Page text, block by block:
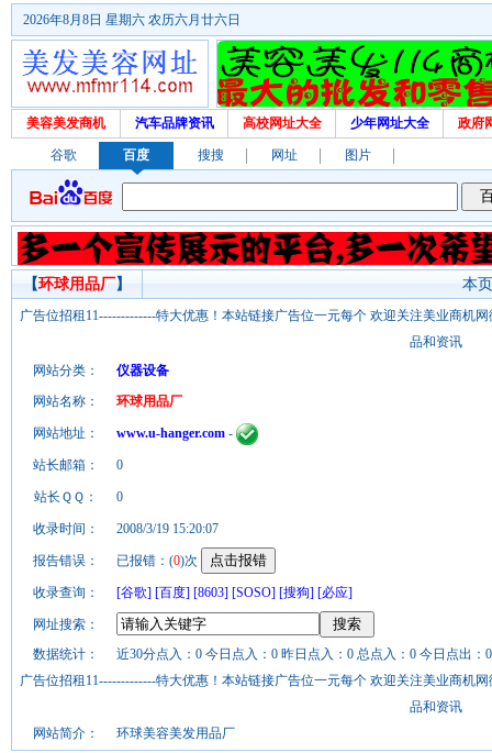
2026年8月8日 星期六 农历六月廿六日
美容美发商机 汽车品牌资讯 高校网址大全 少年网址大全 政府
谷歌 百度 搜搜 网址 图片
本
【环球用品厂】
广告位招租11-------------特大优惠！本站链接广告位一元每个 欢迎关注美业商机
品和资讯
网站分类：
仪器设备
网站名称：
环球用品厂
网站地址： www.u-hanger.com -
站长邮箱： 0
站长ＱＱ： 0
收录时间： 2008/3/19 15:20:07
报告错误： 已报错：(0)次
收录查询： [谷歌] [百度] [8603] [SOSO] [搜狗] [必应]
网址搜索：
数据统计：
近30分点入：0 今日点入：0 昨日点入：0 总点入：0 今日点出：
广告位招租11-------------特大优惠！本站链接广告位一元每个 欢迎关注美业商机
品和资讯
网站简介：
环球美容美发用品厂